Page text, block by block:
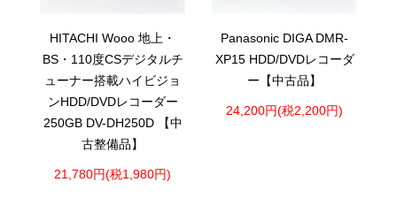
HITACHI Wooo 地上・
BS・110度CSデジタルチ
ューナー搭載ハイビジョ
ンHDD/DVDレコーダー
250GB DV-DH250D 【中
古整備品】
21,780円(税1,980円)
Panasonic DIGA DMR-
XP15 HDD/DVDレコーダ
ー【中古品】
24,200円(税2,200円)